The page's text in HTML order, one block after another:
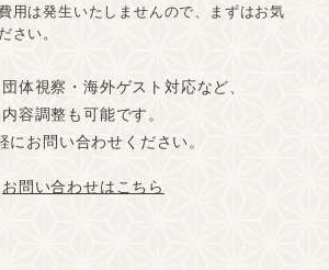
用は発生いたしませんので、まずはお気
さい。
体視察・海外ゲスト対応など、
内容調整も可能です。
にお問い合わせください。
お問い合わせはこちら